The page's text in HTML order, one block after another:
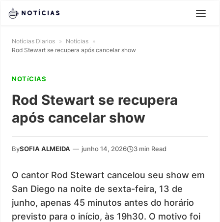
Notícias Diarios » Notícias »
Rod Stewart se recupera após cancelar show
NOTíCIAS
Rod Stewart se recupera
após cancelar show
BySOFIA ALMEIDA — junho 14, 2026 3 min Read
O cantor Rod Stewart cancelou seu show em
San Diego na noite de sexta-feira, 13 de
junho, apenas 45 minutos antes do horário
previsto para o início, às 19h30. O motivo foi